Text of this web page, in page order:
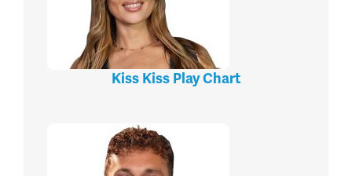
Kiss Kiss Play Chart